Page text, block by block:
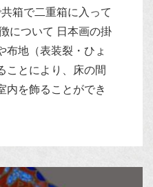
箱で二重箱に入って
について 日本画の掛
布地（表装裂・ひょ
ことにより、床の間
内を飾ることができ